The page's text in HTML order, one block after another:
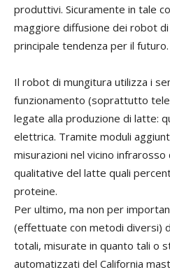
produttivi. Sicuramente in tale
maggiore diffusione dei robot
principale tendenza per il futuro.
Il robot di mungitura utilizza i
funzionamento (soprattutto
legate alla produzione di latte:
elettrica. Tramite moduli
misurazioni nel vicino
qualitative del latte quali
proteine.
Per ultimo, ma non per
(effettuate con metodi diversi)
totali, misurate in quanto tali o
automatizzati del California